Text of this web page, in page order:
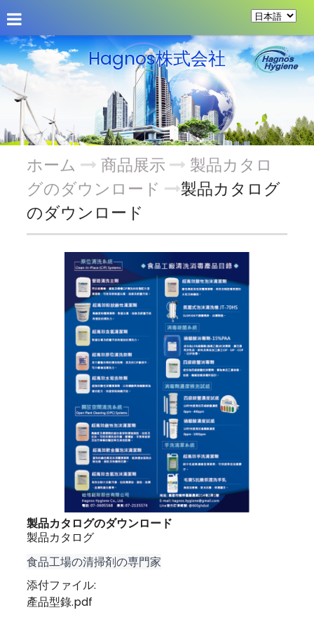
Hagnos株式会社
会社概要 商品展示 揭示板
ホーム 商品展示
製品カタロ
グのダウンロード
製品カタログ
のダウンロード
製品カタログのダウンロード
製品カタログ
食品工場の清掃剤の専門家
添付ファイル:
產品型錄.pdf